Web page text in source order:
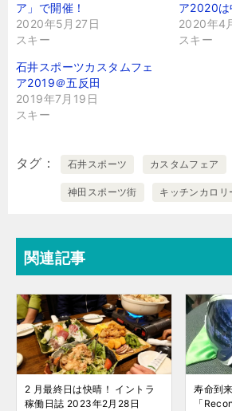
ア」で開催！
2020年5月27日
スキー
ア2020
2020年4
スキー
石井スポーツカスタムフェ
ア2019＠五反田
2019年7月19日
スキー
タグ 石井スポーツ カスタムフェア
神田スポーツ街 キッチンカロリ
関連記事
2 月最終日は快晴！ イントラ
稼働日誌 2023年2月28日
寿命到
「